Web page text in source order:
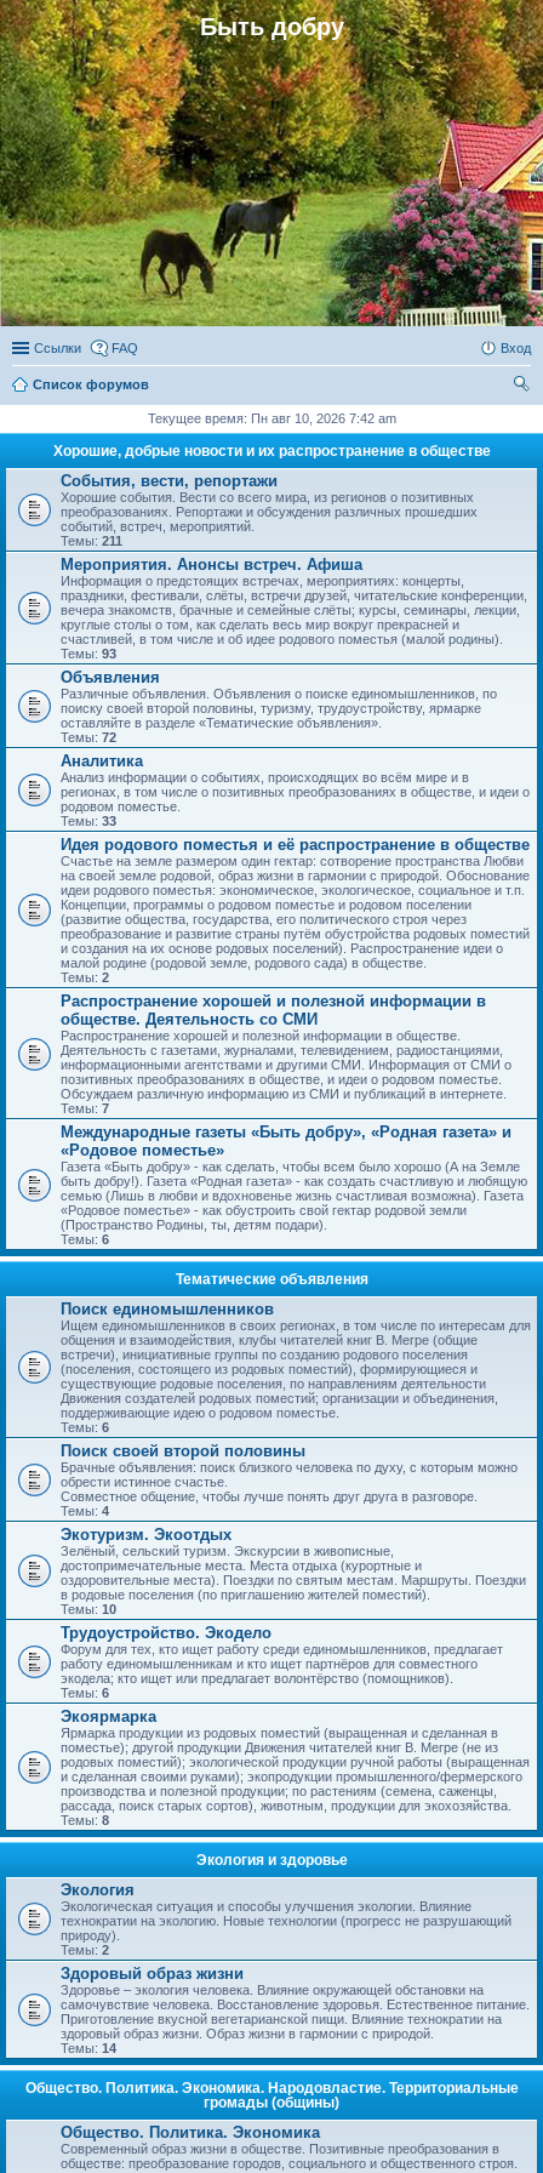
Быть добру
Ссылки FAQ Вход
Список форумов
Текущее время: Пн авг 10, 2026 7:42 am
Хорошие, добрые новости и их распространение в обществе
События, вести, репортажи
Хорошие события. Вести со всего мира, из регионов о позитивных
преобразованиях. Репортажи и обсуждения различных прошедших
событий, встреч, мероприятий.
Темы: 211
Мероприятия. Анонсы встреч. Афиша
Информация о предстоящих встречах, мероприятиях: концерты,
праздники, фестивали, слёты, встречи друзей, читательские конференции,
вечера знакомств, брачные и семейные слёты; курсы, семинары, лекции,
круглые столы о том, как сделать весь мир вокруг прекрасней и
счастливей, в том числе и об идее родового поместья (малой родины).
Темы: 93
Объявления
Различные объявления. Объявления о поиске единомышленников, по
поиску своей второй половины, туризму, трудоустройству, ярмарке
оставляйте в разделе «Тематические объявления».
Темы: 72
Аналитика
Анализ информации о событиях, происходящих во всём мире и в
регионах, в том числе о позитивных преобразованиях в обществе, и идеи о
родовом поместье.
Темы: 33
Идея родового поместья и её распространение в обществе
Счастье на земле размером один гектар: сотворение пространства Любви
на своей земле родовой, образ жизни в гармонии с природой. Обоснование
идеи родового поместья: экономическое, экологическое, социальное и т.п.
Концепции, программы о родовом поместье и родовом поселении
(развитие общества, государства, его политического строя через
преобразование и развитие страны путём обустройства родовых поместий
и создания на их основе родовых поселений). Распространение идеи о
малой родине (родовой земле, родового сада) в обществе.
Темы: 2
Распространение хорошей и полезной информации в
обществе. Деятельность со СМИ
Распространение хорошей и полезной информации в обществе.
Деятельность с газетами, журналами, телевидением, радиостанциями,
информационными агентствами и другими СМИ. Информация от СМИ о
позитивных преобразованиях в обществе, и идеи о родовом поместье.
Обсуждаем различную информацию из СМИ и публикаций в интернете.
Темы: 7
Международные газеты «Быть добру», «Родная газета» и
«Родовое поместье»
Газета «Быть добру» - как сделать, чтобы всем было хорошо (А на Земле
быть добру!). Газета «Родная газета» - как создать счастливую и любящую
семью (Лишь в любви и вдохновенье жизнь счастливая возможна). Газета
«Родовое поместье» - как обустроить свой гектар родовой земли
(Пространство Родины, ты, детям подари).
Темы: 6
Тематические объявления
Поиск единомышленников
Ищем единомышленников в своих регионах, в том числе по интересам для
общения и взаимодействия, клубы читателей книг В. Мегре (общие
встречи), инициативные группы по созданию родового поселения
(поселения, состоящего из родовых поместий), формирующиеся и
существующие родовые поселения, по направлениям деятельности
Движения создателей родовых поместий; организации и объединения,
поддерживающие идею о родовом поместье.
Темы: 6
Поиск своей второй половины
Брачные объявления: поиск близкого человека по духу, с которым можно
обрести истинное счастье.
Совместное общение, чтобы лучше понять друг друга в разговоре.
Темы: 4
Экотуризм. Экоотдых
Зелёный, сельский туризм. Экскурсии в живописные,
достопримечательные места. Места отдыха (курортные и
оздоровительные места). Поездки по святым местам. Маршруты. Поездки
в родовые поселения (по приглашению жителей поместий).
Темы: 10
Трудоустройство. Экодело
Форум для тех, кто ищет работу среди единомышленников, предлагает
работу единомышленникам и кто ищет партнёров для совместного
экодела; кто ищет или предлагает волонтёрство (помощников).
Темы: 6
Экоярмарка
Ярмарка продукции из родовых поместий (выращенная и сделанная в
поместье); другой продукции Движения читателей книг В. Мегре (не из
родовых поместий); экологической продукции ручной работы (выращенная
и сделанная своими руками); экопродукции промышленного/фермерского
производства и полезной продукции; по растениям (семена, саженцы,
рассада, поиск старых сортов), животным, продукции для экохозяйства.
Темы: 8
Экология и здоровье
Экология
Экологическая ситуация и способы улучшения экологии. Влияние
технократии на экологию. Новые технологии (прогресс не разрушающий
природу).
Темы: 2
Здоровый образ жизни
Здоровье – экология человека. Влияние окружающей обстановки на
самочувствие человека. Восстановление здоровья. Естественное питание.
Приготовление вкусной вегетарианской пищи. Влияние технократии на
здоровый образ жизни. Образ жизни в гармонии с природой.
Темы: 14
Общество. Политика. Экономика. Народовластие. Территориальные
громады (общины)
Общество. Политика. Экономика
Современный образ жизни в обществе. Позитивные преобразования в
обществе: преобразование городов, социального и общественного строя.